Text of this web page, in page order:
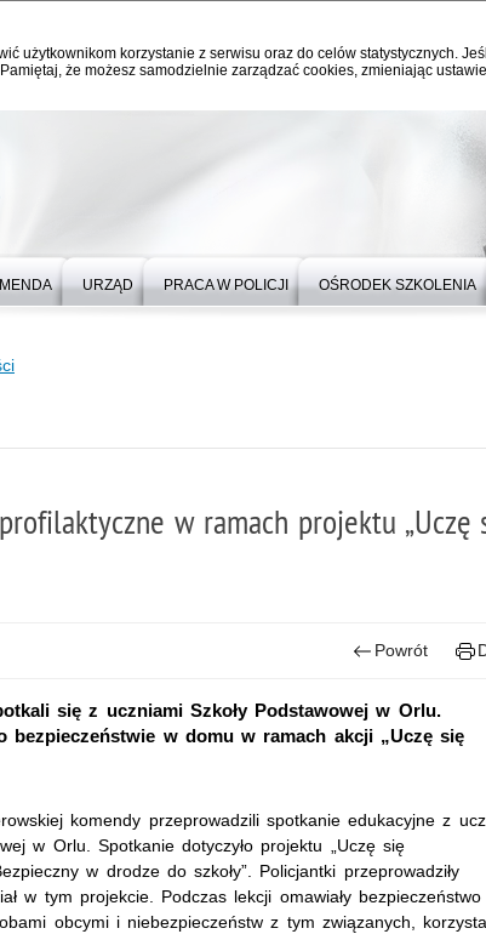
użytkownikom korzystanie z serwisu oraz do celów statystycznych.
że możesz samodzielnie zarządzać cookies, zmieniając
URZĄD PRACA W POLICJI OŚRODEK SZKOLENIA
w ramach projektu „Uczę
Powrót
się z uczniami Szkoły Podstawowej w Orlu.
bezpieczeństwie w domu w ramach akcji „Uczę się
komendy przeprowadzili spotkanie edukacyjne z
w Orlu. Spotkanie dotyczyło projektu „Uczę się
w drodze do szkoły”. Policjantki przeprowadziły
w tym projekcie. Podczas lekcji omawiały bezpieczeństwo
obcymi i niebezpieczeństw z tym związanych,